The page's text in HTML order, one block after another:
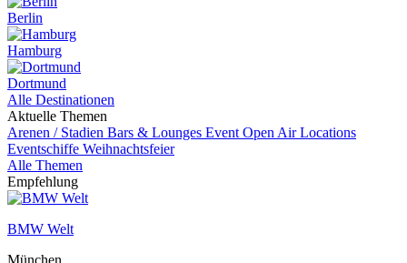
Berlin
Hamburg
Dortmund
Alle Destinationen
Aktuelle Themen
Arenen / Stadien Bars & Lounges Event Open Air Locations
Eventschiffe Weihnachtsfeier
Alle Themen
Empfehlung
BMW Welt
München